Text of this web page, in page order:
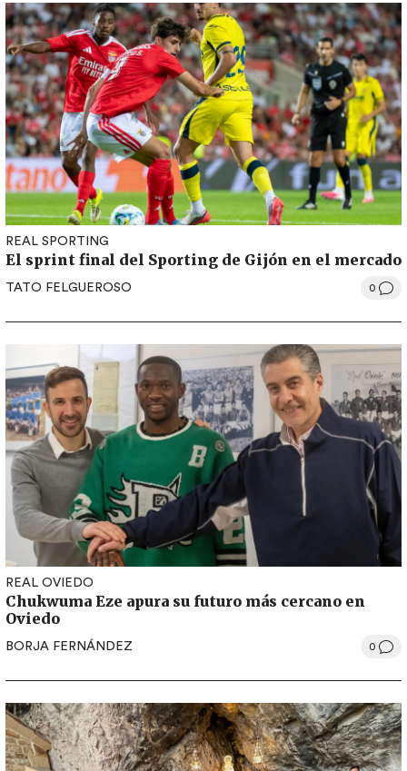
REAL SPORTING
El sprint final del Sporting de Gijón en el mercado
TATO FELGUEROSO 0
REAL OVIEDO
Chukwuma Eze apura su futuro más cercano en
Oviedo
BORJA FERNÁNDEZ 0